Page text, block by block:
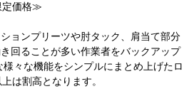
定価格≫
ョンプリーツや肘タック、肩当て部分
回ることが多い作業者をバックアップ
々な機能をシンプルにまとめ上げたロ
は割高となります。